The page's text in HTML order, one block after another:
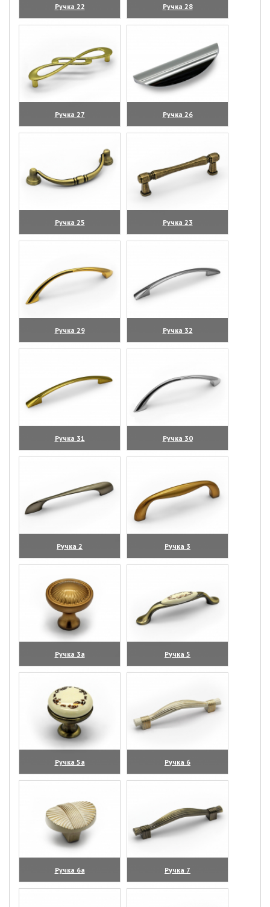
Ручка 22
(увеличить)
Ручка 28
(увеличить)
Ручка 27
(увеличить)
Ручка 26
(увеличить)
Ручка 25
(увеличить)
Ручка 23
(увеличить)
Ручка 29
(увеличить)
Ручка 32
(увеличить)
Ручка 31
(увеличить)
Ручка 30
(увеличить)
Ручка 2
(увеличить)
Ручка 3
(увеличить)
Ручка 3а
(увеличить)
Ручка 5
(увеличить)
Ручка 5а
(увеличить)
Ручка 6
(увеличить)
Ручка 6а
(увеличить)
Ручка 7
(увеличить)